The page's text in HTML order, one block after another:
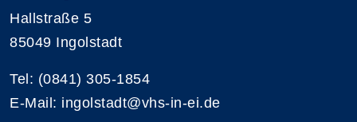
Hallstraße 5
85049 Ingolstadt
Tel: (0841) 305-1854
E-Mail: ingolstadt@vhs-in-ei.de